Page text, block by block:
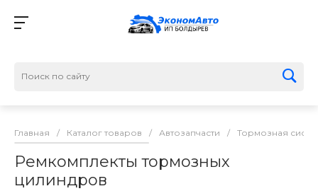
Главная / Каталог товаров / Автозапчасти / Тормозная
Ремкомплекты тормозных
цилиндров